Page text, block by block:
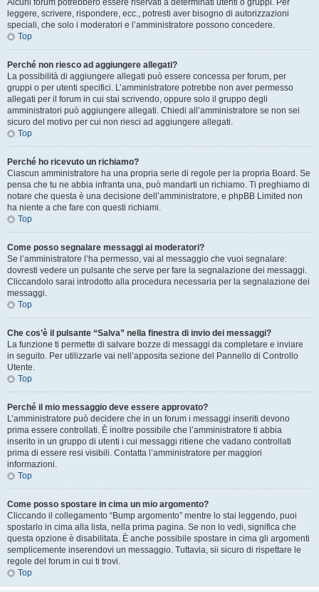
Alcuni forum potrebbero essere riservati a determinati utenti o gruppi. Per
leggere, scrivere, rispondere, ecc., potresti aver bisogno di autorizzazioni
speciali, che solo i moderatori e l’amministratore possono concedere.
Top
Perché non riesco ad aggiungere allegati?
La possibilità di aggiungere allegati può essere concessa per forum, per
gruppi o per utenti specifici. L’amministratore potrebbe non aver permesso
allegati per il forum in cui stai scrivendo, oppure solo il gruppo degli
amministratori può aggiungere allegati. Chiedi all’amministratore se non sei
sicuro del motivo per cui non riesci ad aggiungere allegati.
Top
Perché ho ricevuto un richiamo?
Ciascun amministratore ha una propria serie di regole per la propria Board. Se
pensa che tu ne abbia infranta una, può mandarti un richiamo. Ti preghiamo di
notare che questa è una decisione dell’amministratore, e phpBB Limited non
ha niente a che fare con questi richiami.
Top
Come posso segnalare messaggi ai moderatori?
Se l’amministratore l’ha permesso, vai al messaggio che vuoi segnalare:
dovresti vedere un pulsante che serve per fare la segnalazione dei messaggi.
Cliccandolo sarai introdotto alla procedura necessaria per la segnalazione dei
messaggi.
Top
Che cos’è il pulsante “Salva” nella finestra di invio dei messaggi?
La funzione ti permette di salvare bozze di messaggi da completare e inviare
in seguito. Per utilizzarle vai nell’apposita sezione del Pannello di Controllo
Utente.
Top
Perché il mio messaggio deve essere approvato?
L’amministratore può decidere che in un forum i messaggi inseriti devono
prima essere controllati. È inoltre possibile che l’amministratore ti abbia
inserito in un gruppo di utenti i cui messaggi ritiene che vadano controllati
prima di essere resi visibili. Contatta l’amministratore per maggiori
informazioni.
Top
Come posso spostare in cima un mio argomento?
Cliccando il collegamento “Bump argomento” mentre lo stai leggendo, puoi
spostarlo in cima alla lista, nella prima pagina. Se non lo vedi, significa che
questa opzione è disabilitata. È anche possibile spostare in cima gli argomenti
semplicemente inserendovi un messaggio. Tuttavia, sii sicuro di rispettare le
regole del forum in cui ti trovi.
Top